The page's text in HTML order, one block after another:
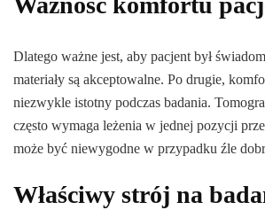
Dlatego ważne jest, aby pacjent był
materiały są akceptowalne. Po drugie,
niezwykle istotny podczas badania.
często wymaga leżenia w jednej pozycji
może być niewygodne w przypadku źle
Właściwy strój na